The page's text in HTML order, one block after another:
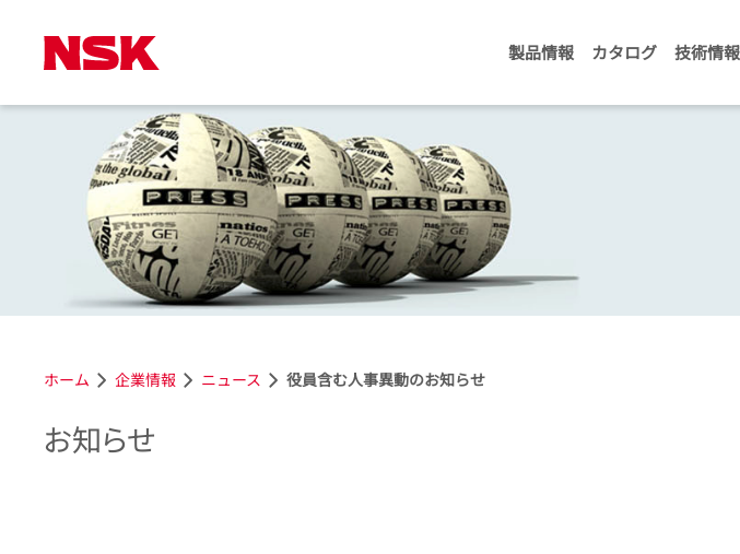
ホーム 企業情報 ニュース 役員含む人事異動のお知らせ
製品情報 カタログ 技術情
お知らせ